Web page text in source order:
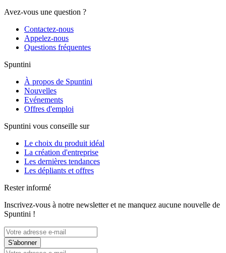
Avez-vous une question ?
Contactez-nous
Appelez-nous
Questions fréquentes
Spuntini
À propos de Spuntini
Nouvelles
Evénements
Offres d'emploi
Spuntini vous conseille sur
Le choix du produit idéal
La création d'entreprise
Les dernières tendances
Les dépliants et offres
Rester informé
Inscrivez-vous à notre newsletter et ne manquez aucune nouvelle de
Spuntini !
S'abonner